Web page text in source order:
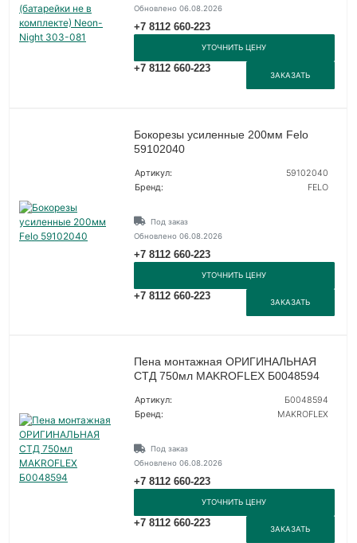
Обновлено 06.08.2026
+7 8112 660-223
УТОЧНИТЬ ЦЕНУ
+7 8112 660-223
ЗАКАЗАТЬ
Бокорезы усиленные 200мм Felo
59102040
Артикул:
59102040
Бренд:
FELO
Под заказ
Обновлено 06.08.2026
+7 8112 660-223
УТОЧНИТЬ ЦЕНУ
+7 8112 660-223
ЗАКАЗАТЬ
Пена монтажная ОРИГИНАЛЬНАЯ
СТД 750мл MAKROFLEX Б0048594
Артикул:
Б0048594
Бренд:
MAKROFLEX
Под заказ
Обновлено 06.08.2026
+7 8112 660-223
УТОЧНИТЬ ЦЕНУ
+7 8112 660-223
ЗАКАЗАТЬ